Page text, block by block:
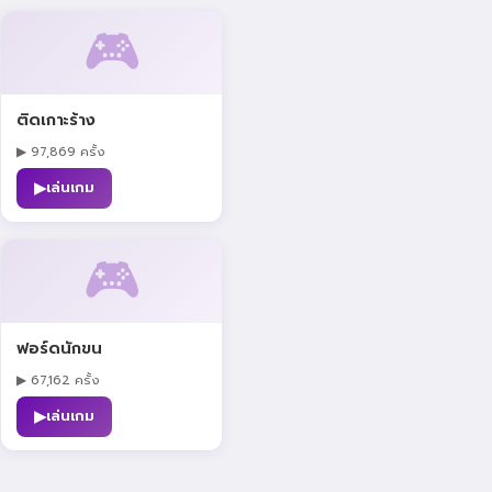
🎮
ติดเกาะร้าง
▶ 97,869 ครั้ง
▶เล่นเกม
🎮
ฟอร์ดนักขน
▶ 67,162 ครั้ง
▶เล่นเกม